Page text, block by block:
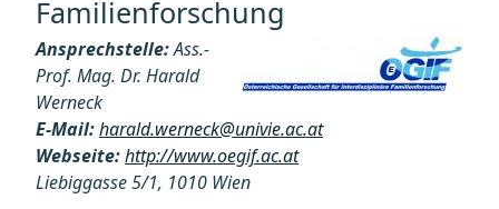
Familienforschung
Ansprechstelle:Ass.-
Prof. Mag. Dr. Harald
Werneck
E-Mail:harald.werneck@univie.ac.at
Webseite:http://www.oegif.ac.at
Liebiggasse 5/1, 1010 Wien